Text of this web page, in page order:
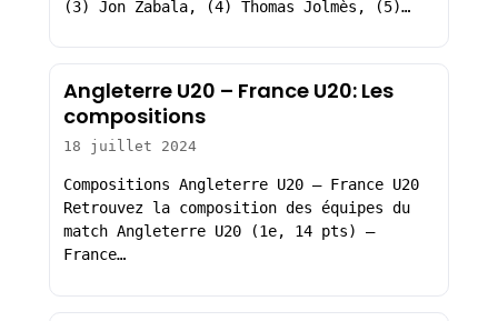
(3) Jon Zabala, (4) Thomas Jolmès, (5)…
Angleterre U20 – France U20: Les
compositions
18 juillet 2024
Compositions Angleterre U20 – France U20
Retrouvez la composition des équipes du
match Angleterre U20 (1e, 14 pts) –
France…